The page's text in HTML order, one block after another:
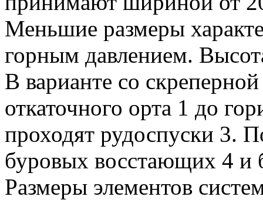
Меньшие размеры
горным давлением.
В варианте со
откаточного орта 1 до
проходят рудоспуски 3.
буровых восстающих 4 и
Размеры элементов